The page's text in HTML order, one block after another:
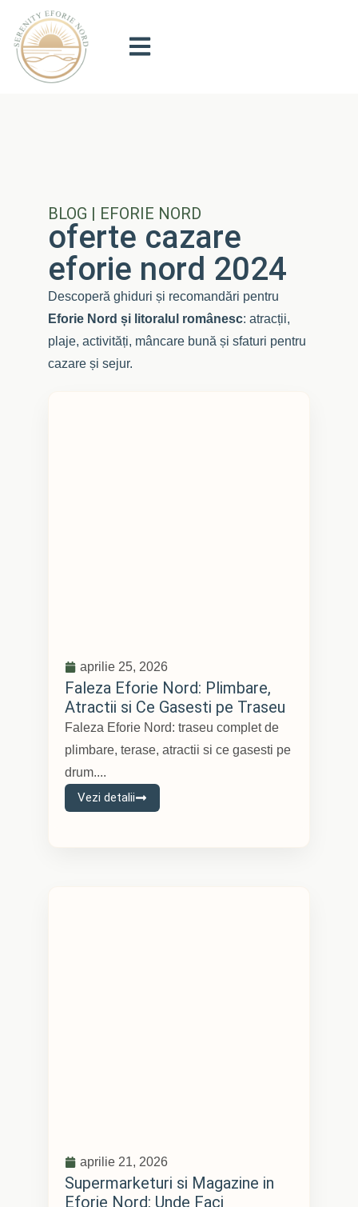
BLOG | EFORIE NORD
oferte cazare
eforie nord 2024
Descoperă ghiduri și recomandări pentru
Eforie Nord și litoralul românesc: atracții,
plaje, activități, mâncare bună și sfaturi pentru
cazare și sejur.
aprilie 25, 2026
Faleza Eforie Nord: Plimbare,
Atractii si Ce Gasesti pe Traseu
Faleza Eforie Nord: traseu complet de
plimbare, terase, atractii si ce gasesti pe
drum....
Vezi detalii
aprilie 21, 2026
Supermarketuri si Magazine in
Eforie Nord: Unde Faci